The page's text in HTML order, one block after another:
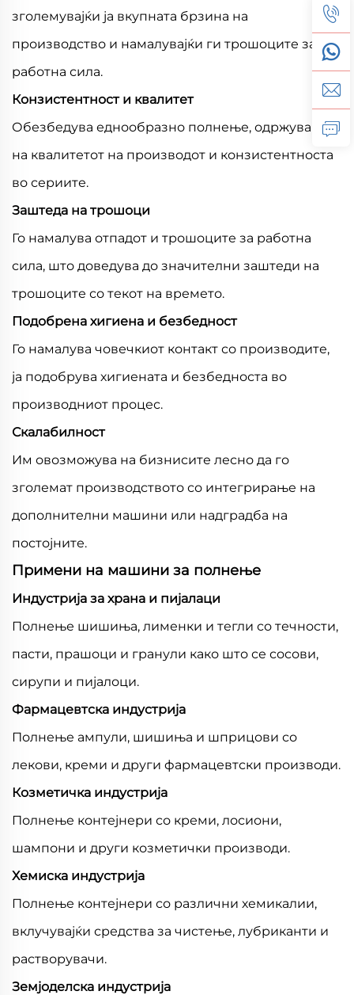
зголемувајќи ја вкупната брзина на
производство и намалувајќи ги трошоците за
работна сила.
Конзистентност и квалитет
Обезбедува еднообразно полнење, одржување
на квалитетот на производот и конзистентноста
во сериите.
Заштеда на трошоци
Го намалува отпадот и трошоците за работна
сила, што доведува до значителни заштеди на
трошоците со текот на времето.
Подобрена хигиена и безбедност
Го намалува човечкиот контакт со производите,
ја подобрува хигиената и безбедноста во
производниот процес.
Скалабилност
Им овозможува на бизнисите лесно да го
зголемат производството со интегрирање на
дополнителни машини или надградба на
постојните.
Примени на машини за полнење
Индустрија за храна и пијалаци
Полнење шишиња, лименки и тегли со течности,
пасти, прашоци и гранули како што се сосови,
сирупи и пијалоци.
Фармацевтска индустрија
Полнење ампули, шишиња и шприцови со
лекови, креми и други фармацевтски производи.
Козметичка индустрија
Полнење контејнери со креми, лосиони,
шампони и други козметички производи.
Хемиска индустрија
Полнење контејнери со различни хемикалии,
вклучувајќи средства за чистење, лубриканти и
растворувачи.
Земјоделска индустрија